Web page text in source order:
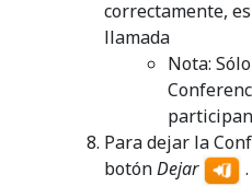
correctamente,
llamada
Nota:
Para dejar la
botónDejar